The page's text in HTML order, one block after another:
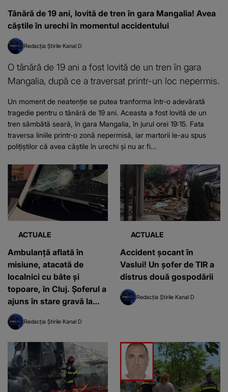
Tânără de 19 ani, lovită de tren în gara Mangalia! Avea
căștile în urechi în momentul accidentului
Redacția Știrile Kanal D
O tânără de 19 ani a fost lovită de un tren în gara
Mangalia, după ce a traversat printr-un loc nepermis.
Un moment de neatenție se putea tranforma într-o adevărată
tragedie pentru o tânără de 19 ani. Aceasta a fost lovită de un
tren sâmbătă seară, în gara Mangalia, în jurul orei 19:15. Fata
traversa liniile printr-o zonă nepermisă, iar martorii le-au spus
polițiștilor că avea căștile în urechi și nu ar fi...
ACTUALE
Ambulanță aflată în
misiune, atacată de
localnici cu bâte și
topoare, în Cluj. Șoferul a
ajuns în stare gravă la
spital
Redacția Știrile Kanal D
ACTUALE
Accident șocant în
Vaslui! Un șofer de TIR a
distrus două gospodării
Redacția Știrile Kanal D